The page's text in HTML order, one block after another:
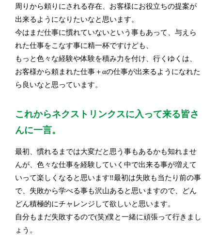
周りから頼りにされる存在、お客様にお役立ちの提案が
出来るようになりたいなと思います。
今はまだ仕事に慣れていないという事もあって、与えら
れた仕事をこなす事に精一杯ですけども、
もっと色々な経験や体験を積み力を付け、行くゆくは、
お客様から頼まれた仕事＋αの仕事が出来るようになれた
ら良いなと思っています。
これからネクストリンクスに入って来る皆さ
んに一言。
最初、慣れるまでは大変だと思う事もあるかも知れませ
んが、色々な仕事を経験していく中で出来る事が増えて
いって楽しくなると思います‼最初は失敗も当たり前の事
で、失敗から学べる事も沢山あると思いますので、どん
どん積極的にチャレンジして欲しいと思います。
自分もまだ失敗するので(笑)僕と一緒に頑張って行きまし
ょう。